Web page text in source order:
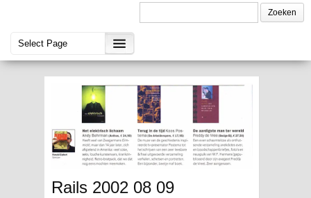
Rails 2002 08 09